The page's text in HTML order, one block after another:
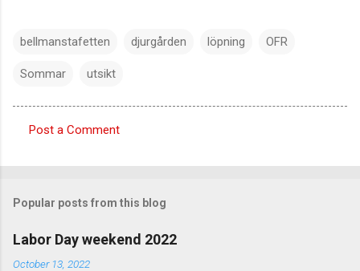
bellmanstafetten djurgården löpning OFR
Sommar utsikt
o
m
e
n
Post a Comment
Popular posts from this blog
Labor Day weekend 2022
October 13, 2022